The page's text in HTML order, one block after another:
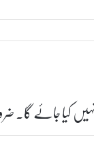
کیا جائے گا۔